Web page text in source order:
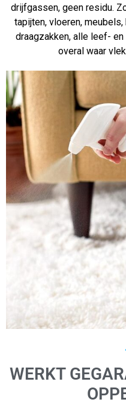
drijfgassen, geen residu.
tapijten, vloeren,
draagzakken, alle leef-
overal waar
WERKT